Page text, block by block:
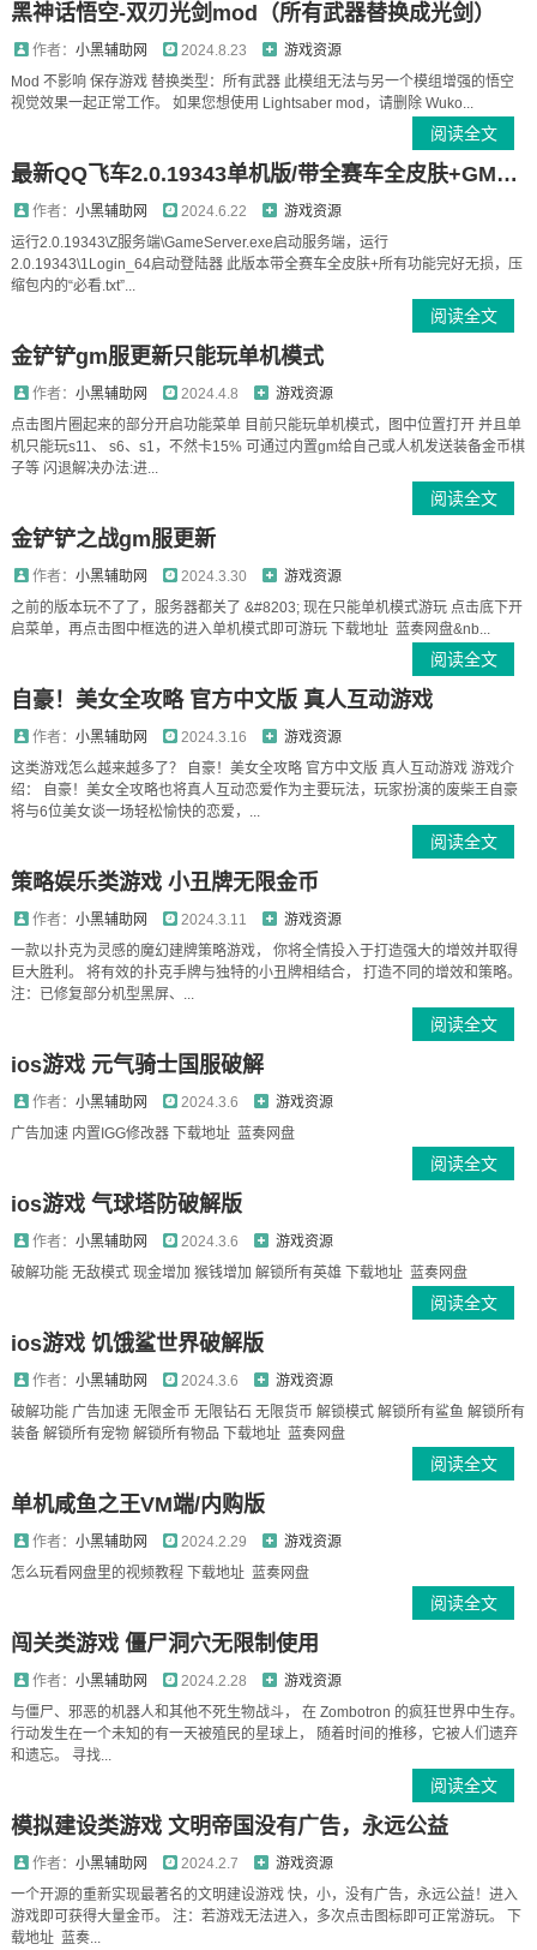
黑神话悟空-双刃光剑mod（所有武器替换成光剑）
作者： 小黑辅助网 2024.8.23
游戏资源
Mod 不影响 保存游戏 替换类型：所有武器 此模组无法与另一个模组增强的悟空
视觉效果一起正常工作。 如果您想使用 Lightsaber mod，请删除 Wuko...
阅读全文
最新QQ飞车2.0.19343单机版/带全赛车全皮肤+GM指令+所有功能完好无损/看必看文本
作者： 小黑辅助网 2024.6.22
游戏资源
运行2.0.19343\Z服务端\GameServer.exe启动服务端，运行
2.0.19343\1Login_64启动登陆器 此版本带全赛车全皮肤+所有功能完好无损，压
缩包内的“必看.txt”...
阅读全文
金铲铲gm服更新只能玩单机模式
作者： 小黑辅助网 2024.4.8
游戏资源
点击图片圈起来的部分开启功能菜单 目前只能玩单机模式，图中位置打开 并且单
机只能玩s11、 s6、s1，不然卡15% 可通过内置gm给自己或人机发送装备金币棋
子等 闪退解决办法:进...
阅读全文
金铲铲之战gm服更新
作者： 小黑辅助网 2024.3.30
游戏资源
之前的版本玩不了了，服务器都关了 &#8203; 现在只能单机模式游玩 点击底下开
启菜单，再点击图中框选的进入单机模式即可游玩 下载地址 蓝奏网盘&nb...
阅读全文
自豪！美女全攻略 官方中文版 真人互动游戏
作者： 小黑辅助网 2024.3.16
游戏资源
这类游戏怎么越来越多了？ 自豪！美女全攻略 官方中文版 真人互动游戏 游戏介
绍： 自豪！美女全攻略也将真人互动恋爱作为主要玩法，玩家扮演的废柴王自豪
将与6位美女谈一场轻松愉快的恋爱，...
阅读全文
策略娱乐类游戏 小丑牌无限金币
作者： 小黑辅助网 2024.3.11
游戏资源
一款以扑克为灵感的魔幻建牌策略游戏， 你将全情投入于打造强大的增效并取得
巨大胜利。 将有效的扑克手牌与独特的小丑牌相结合， 打造不同的增效和策略。
注：已修复部分机型黑屏、...
阅读全文
ios游戏 元气骑士国服破解
作者： 小黑辅助网 2024.3.6
游戏资源
广告加速 内置IGG修改器 下载地址 蓝奏网盘
阅读全文
ios游戏 气球塔防破解版
作者： 小黑辅助网 2024.3.6
游戏资源
破解功能 无敌模式 现金增加 猴钱增加 解锁所有英雄 下载地址 蓝奏网盘
阅读全文
ios游戏 饥饿鲨世界破解版
作者： 小黑辅助网 2024.3.6
游戏资源
破解功能 广告加速 无限金币 无限钻石 无限货币 解锁模式 解锁所有鲨鱼 解锁所有
装备 解锁所有宠物 解锁所有物品 下载地址 蓝奏网盘
阅读全文
单机咸鱼之王VM端/内购版
作者： 小黑辅助网 2024.2.29
游戏资源
怎么玩看网盘里的视频教程 下载地址 蓝奏网盘
阅读全文
闯关类游戏 僵尸洞穴无限制使用
作者： 小黑辅助网 2024.2.28
游戏资源
与僵尸、邪恶的机器人和其他不死生物战斗， 在 Zombotron 的疯狂世界中生存。
行动发生在一个未知的有一天被殖民的星球上， 随着时间的推移，它被人们遗弃
和遗忘。 寻找...
阅读全文
模拟建设类游戏 文明帝国没有广告，永远公益
作者： 小黑辅助网 2024.2.7
游戏资源
一个开源的重新实现最著名的文明建设游戏 快，小，没有广告，永远公益！进入
游戏即可获得大量金币。 注：若游戏无法进入，多次点击图标即可正常游玩。 下
载地址 蓝奏...